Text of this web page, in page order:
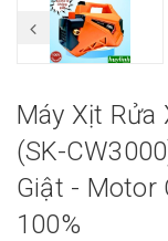
Máy Xịt Rửa
(SK-
Giật - Motor
100%